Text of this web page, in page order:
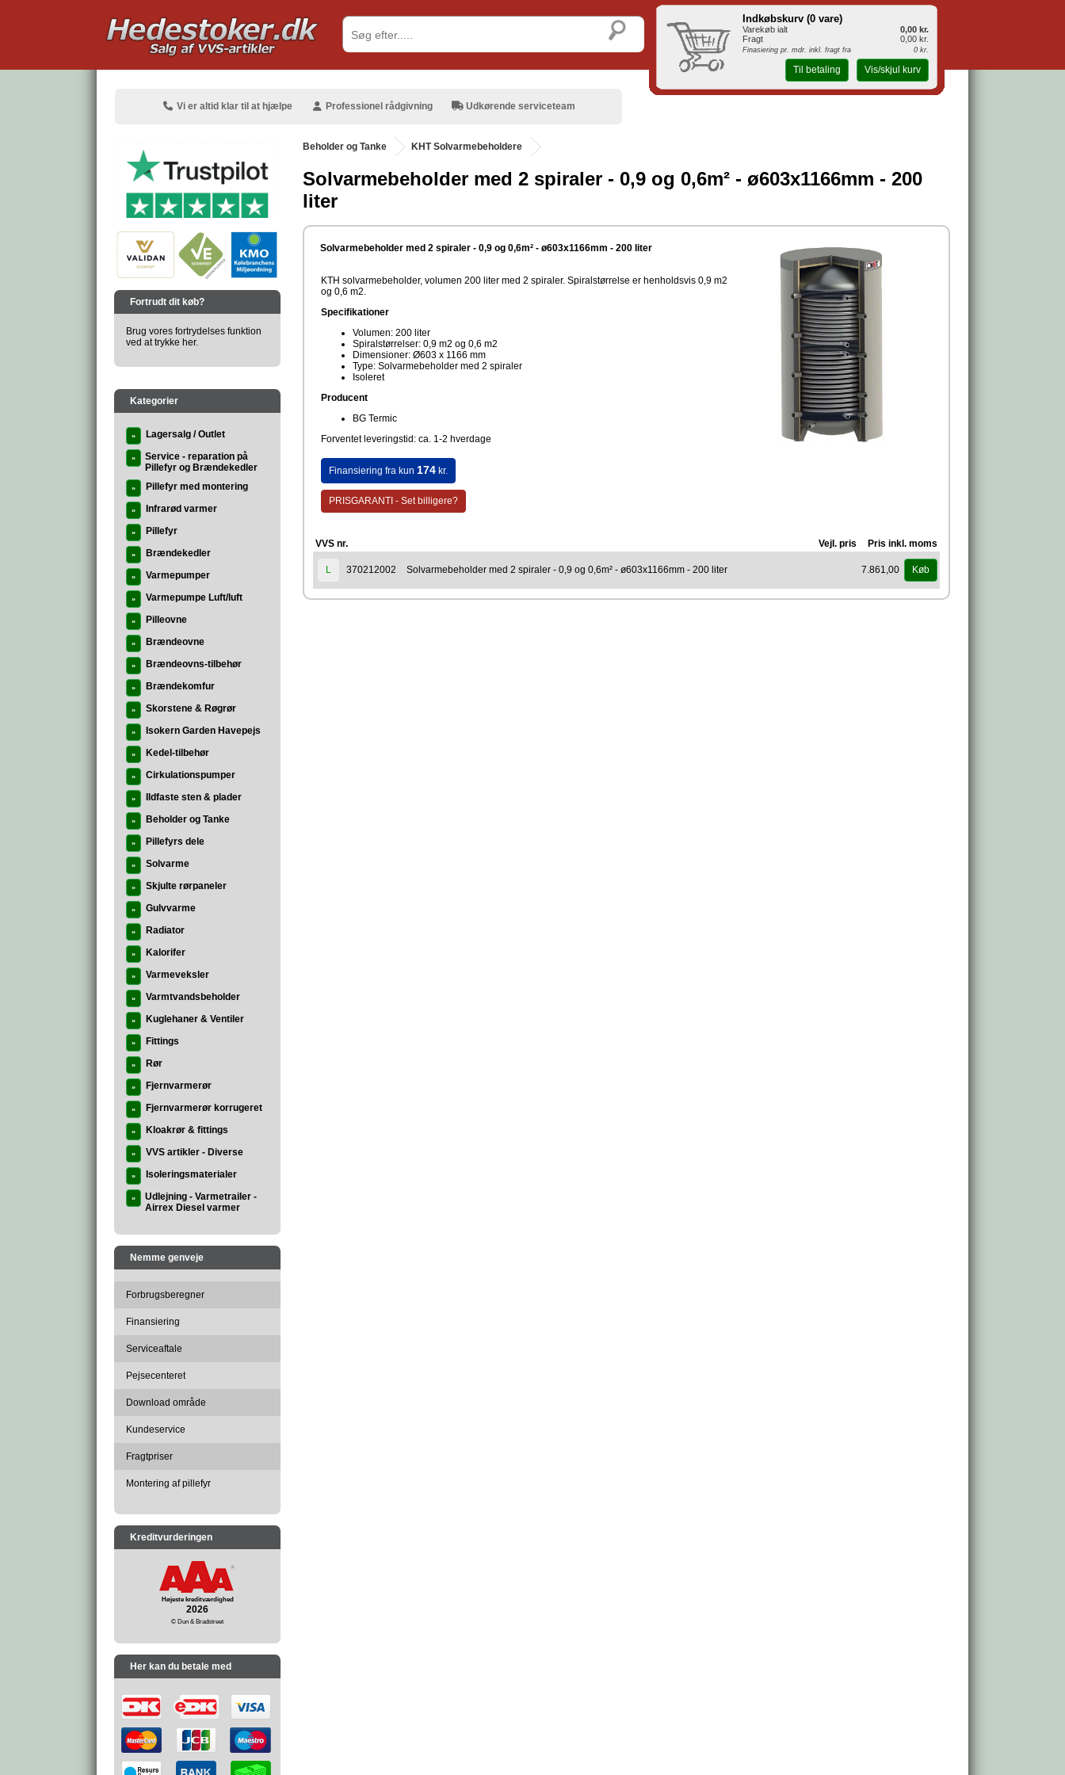
Vi er altid klar til at hjælpe Professionel rådgivning Udkørende serviceteam
Fortrudt dit køb?
Brug vores fortrydelses funktion
ved at trykke her.
Kategorier
» Lagersalg / Outlet
»
Service - reparation på
Pillefyr og Brændekedler
» Pillefyr med montering
» Infrarød varmer
» Pillefyr
» Brændekedler
» Varmepumper
» Varmepumpe Luft/luft
» Pilleovne
» Brændeovne
» Brændeovns-tilbehør
» Brændekomfur
» Skorstene & Røgrør
» Isokern Garden Havepejs
» Kedel-tilbehør
» Cirkulationspumper
» Ildfaste sten & plader
» Beholder og Tanke
» Pillefyrs dele
» Solvarme
» Skjulte rørpaneler
» Gulvvarme
» Radiator
» Kalorifer
» Varmeveksler
» Varmtvandsbeholder
» Kuglehaner & Ventiler
» Fittings
» Rør
» Fjernvarmerør
» Fjernvarmerør korrugeret
» Kloakrør & fittings
» VVS artikler - Diverse
» Isoleringsmaterialer
»
Udlejning - Varmetrailer -
Airrex Diesel varmer
Nemme genveje
Forbrugsberegner
Finansiering
Serviceaftale
Pejsecenteret
Download område
Kundeservice
Fragtpriser
Montering af pillefyr
Kreditvurderingen
Højeste kreditværdighed
2026
© Dun & Bradstreet
Her kan du betale med
Beholder og Tanke KHT Solvarmebeholdere
Solvarmebeholder med 2 spiraler - 0,9 og 0,6m² - ø603x1166mm - 200
liter
Solvarmebeholder med 2 spiraler - 0,9 og 0,6m² - ø603x1166mm - 200 liter
KTH solvarmebeholder, volumen 200 liter med 2 spiraler. Spiralstørrelse er henholdsvis 0,9 m2
og 0,6 m2.
Specifikationer
Volumen: 200 liter
Spiralstørrelser: 0,9 m2 og 0,6 m2
Dimensioner: Ø603 x 1166 mm
Type: Solvarmebeholder med 2 spiraler
Isoleret
Producent
BG Termic
Forventet leveringstid: ca. 1-2 hverdage
Finansiering fra kun 174kr.
PRISGARANTI - Set billigere?
VVS nr. Vejl. pris Pris inkl. moms
L 370212002 Solvarmebeholder med 2 spiraler - 0,9 og 0,6m² - ø603x1166mm - 200 liter 7.861,00 Køb
Indkøbskurv (0 vare)
Varekøb ialt
0,00 kr.
Fragt
0,00 kr.
Finasiering pr. mdr. inkl. fragt fra 0 kr.
Til betaling Vis/skjul kurv